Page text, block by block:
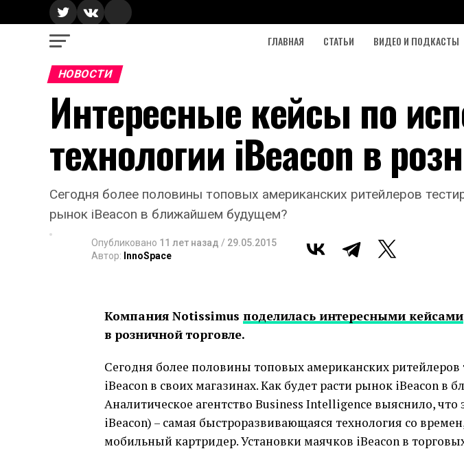
ГЛАВНАЯ СТАТЬИ ВИДЕО И ПОДКАСТЫ
НОВОСТИ
Интересные кейсы по
технологии iBeacon в
Сегодня более половины топовых американских ритейлеров
рынок iBeacon в ближайшем будущем?
Опубликовано 11 лет назад / 29.05.2015
Автор: InnoSpace
Компания Notissimus поделилась интересными кейсами
в розничной торговле.
Сегодня более половины топовых американских ритейлеров
iBeacon в своих магазинах. Как будет расти рынок iBeacon в
Аналитическое агентство Business Intelligence выяснило, что
iBeacon) – самая быстроразвивающаяся технология со
мобильный картридер. Установки маячков iBeacon в